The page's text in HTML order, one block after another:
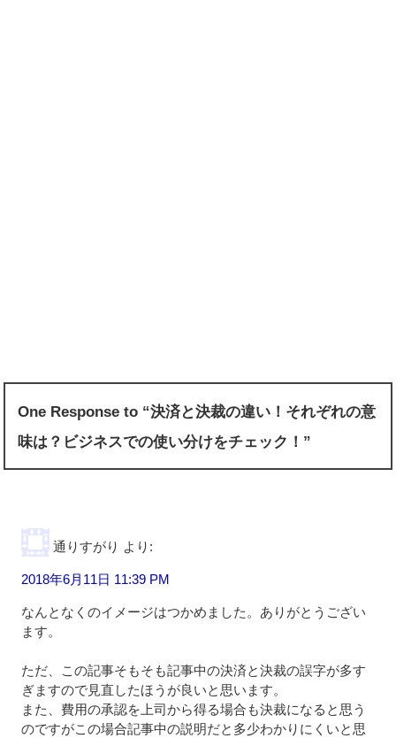
One Response to “決済と決裁の違い！それぞれの意
味は？ビジネスでの使い分けをチェック！”
通りすがり より:
2018年6月11日 11:39 PM
なんとなくのイメージはつかめました。ありがとうござい
ます。
ただ、この記事そもそも記事中の決済と決裁の誤字が多す
ぎますので見直したほうが良いと思います。
また、費用の承認を上司から得る場合も決裁になると思う
のですがこの場合記事中の説明だと多少わかりにくいと思